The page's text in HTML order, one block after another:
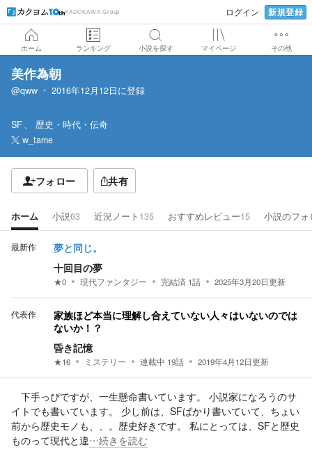
KADOKAWA Group ログイン 新規登録
ホーム ランキング 小説を探す マイページ その他
美作為朝
@qww 2016年12月12日に登録
SF
歴史・時代・伝奇
w_tame
フォロー 共有
ホーム 小説63 近況ノート 135 おすすめレビュー15 小説のフォ
最新作 夢と同じ。
十回目の夢
★0 現代ファンタジー 完結済 1話 2025年3月20日更新
代表作
家族ほど本当に理解し合えていない人々はいないのでは
ないか！？
昏き記憶
★16 ミステリー 連載中 19話 2019年4月12日更新
下手っぴですが、一生懸命書いています。 小説家になろうのサ
イトでも書いています。 少し前は、SFばかり書いていて、ちょい
前から歴史モノも、、。歴史好きです。 私にとっては、SFと歴史
ものって現代と違…続きを読む